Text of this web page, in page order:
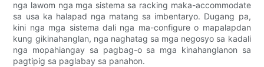
nga lawom nga mga sistema sa racking maka-accommodate
sa usa ka halapad nga matang sa imbentaryo. Dugang pa,
kini nga mga sistema dali nga ma-configure o mapalapdan
kung gikinahanglan, nga naghatag sa mga negosyo sa kadali
nga mopahiangay sa pagbag-o sa mga kinahanglanon sa
pagtipig sa paglabay sa panahon.